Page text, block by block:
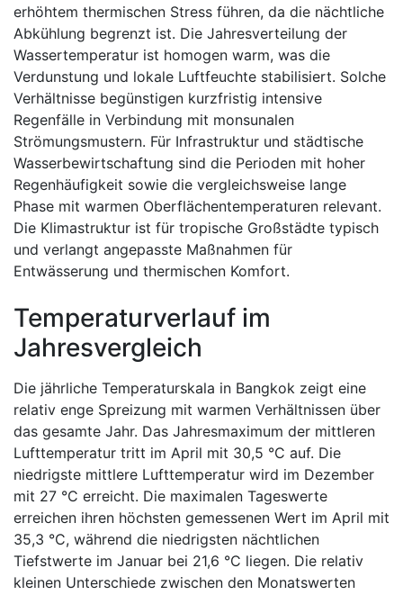
erhöhtem thermischen Stress führen, da die nächtliche
Abkühlung begrenzt ist. Die Jahresverteilung der
Wassertemperatur ist homogen warm, was die
Verdunstung und lokale Luftfeuchte stabilisiert. Solche
Verhältnisse begünstigen kurzfristig intensive
Regenfälle in Verbindung mit monsunalen
Strömungsmustern. Für Infrastruktur und städtische
Wasserbewirtschaftung sind die Perioden mit hoher
Regenhäufigkeit sowie die vergleichsweise lange
Phase mit warmen Oberflächentemperaturen relevant.
Die Klimastruktur ist für tropische Großstädte typisch
und verlangt angepasste Maßnahmen für
Entwässerung und thermischen Komfort.
Temperaturverlauf im
Jahresvergleich
Die jährliche Temperaturskala in Bangkok zeigt eine
relativ enge Spreizung mit warmen Verhältnissen über
das gesamte Jahr. Das Jahresmaximum der mittleren
Lufttemperatur tritt im April mit 30,5 °C auf. Die
niedrigste mittlere Lufttemperatur wird im Dezember
mit 27 °C erreicht. Die maximalen Tageswerte
erreichen ihren höchsten gemessenen Wert im April mit
35,3 °C, während die niedrigsten nächtlichen
Tiefstwerte im Januar bei 21,6 °C liegen. Die relativ
kleinen Unterschiede zwischen den Monatswerten